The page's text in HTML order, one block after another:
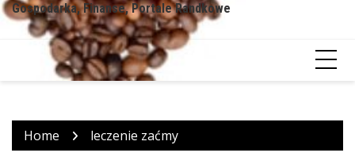
Gospodarka, Finanse, Portale Randkowe
Home leczenie zaćmy